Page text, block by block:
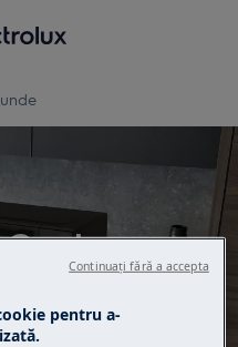
cu
pentru a-
Continuați fără a accepta